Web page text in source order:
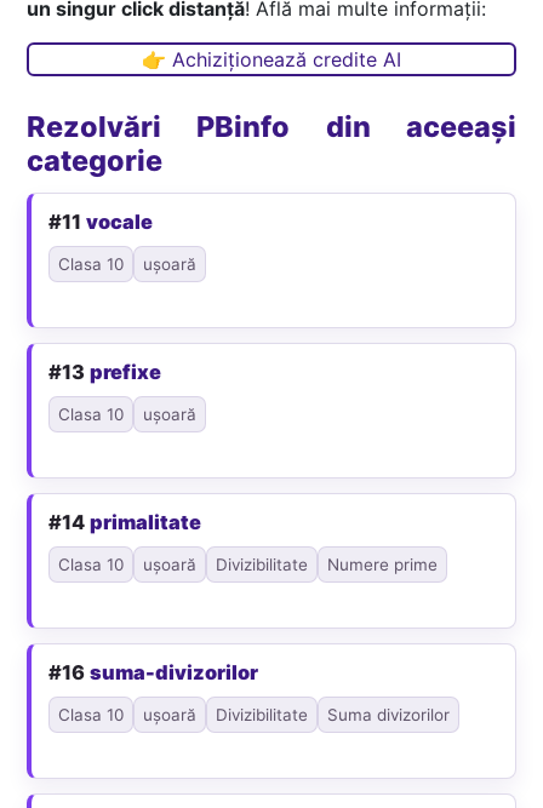
un singur click distanță! Află mai multe informații:
👉 Achiziționează credite AI
Rezolvări PBinfo din aceeași
categorie
#11vocale
Clasa 10 ușoară
#13prefixe
Clasa 10 ușoară
#14primalitate
Clasa 10 ușoară Divizibilitate Numere prime
#16suma-divizorilor
Clasa 10 ușoară Divizibilitate Suma divizorilor